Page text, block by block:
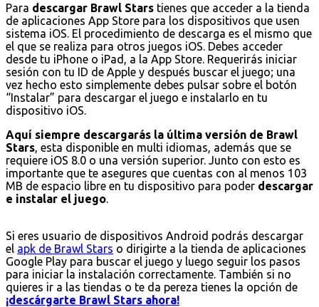
Para descargar Brawl Stars tienes que acceder a la tienda
de aplicaciones App Store para los dispositivos que usen
sistema iOS. El procedimiento de descarga es el mismo que
el que se realiza para otros juegos iOS. Debes acceder
desde tu iPhone o iPad, a la App Store. Requerirás iniciar
sesión con tu ID de Apple y después buscar el juego; una
vez hecho esto simplemente debes pulsar sobre el botón
“Instalar” para descargar el juego e instalarlo en tu
dispositivo iOS.
Aquí siempre descargarás la última versión de Brawl
Stars, esta disponible en multi idiomas, además que se
requiere iOS 8.0 o una versión superior. Junto con esto es
importante que te asegures que cuentas con al menos 103
MB de espacio libre en tu dispositivo para poder descargar
e instalar el juego.
Si eres usuario de dispositivos Android podrás descargar
el apk de Brawl Stars o dirigirte a la tienda de aplicaciones
Google Play para buscar el juego y luego seguir los pasos
para iniciar la instalación correctamente. También si no
quieres ir a las tiendas o te da pereza tienes la opción de
¡descárgarte Brawl Stars ahora!